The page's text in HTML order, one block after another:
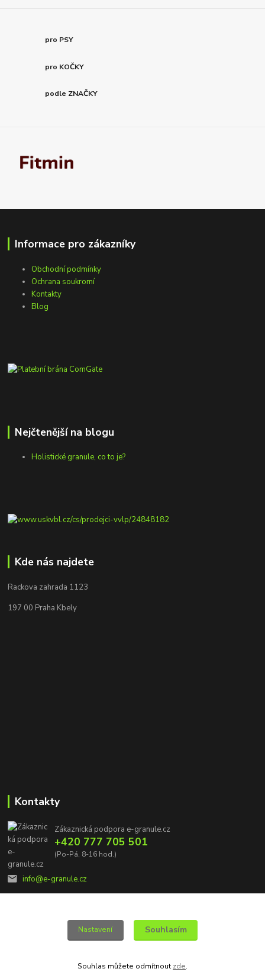
pro PSY
pro KOČKY
podle ZNAČKY
Informace pro zákazníky
Obchodní podmínky
Ochrana soukromí
Kontakty
Blog
Nejčtenější na blogu
Holistické granule, co to je?
Kde nás najdete
Rackova zahrada 1123
197 00 Praha Kbely
Kontakty
Zákaznická podpora e-granule.cz
+420 777 705 501
(Po-Pá, 8-16 hod.)
info@e-granule.cz
© 2022 e-granule.cz *** Všechna práva vyhrazena
Nastavení Souhlasím
Souhlas můžete odmítnout zde.